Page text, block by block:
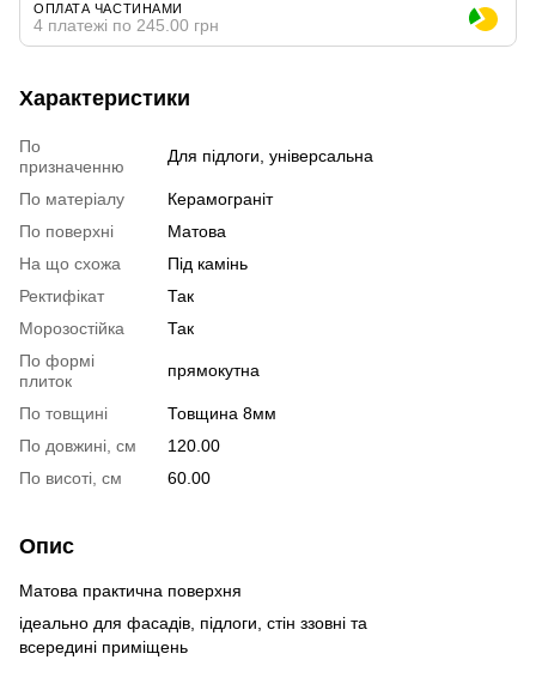
ОПЛАТА ЧАСТИНАМИ
4 платежі по 245.00 грн
Характеристики
По
призначенню
Для підлоги, універсальна
По матеріалу
Керамограніт
По поверхні
Матова
На що схожа
Під камінь
Ректифікат
Так
Морозостійка
Так
По формі
плиток
прямокутна
По товщині
Товщина 8мм
По довжині, см
120.00
По висоті, см
60.00
Опис
Матова практична поверхня
ідеально для фасадів, підлоги, стін ззовні та
всередині приміщень